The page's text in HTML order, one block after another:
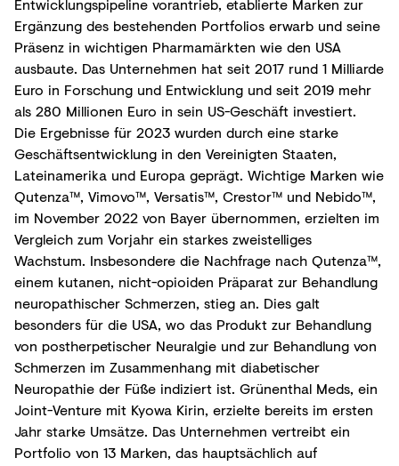
Ergänzung des bestehenden Portfolios erwarb und seine
Präsenz in wichtigen Pharmamärkten wie den USA
ausbaute. Das Unternehmen hat seit 2017 rund 1 Milliarde
Euro in Forschung und Entwicklung und seit 2019 mehr
als 280 Millionen Euro in sein US-Geschäft investiert.
Die Ergebnisse für 2023 wurden durch eine starke
Geschäftsentwicklung in den Vereinigten Staaten,
Lateinamerika und Europa geprägt. Wichtige Marken wie
Qutenza™, Vimovo™, Versatis™, Crestor™ und Nebido™,
im November 2022 von Bayer übernommen, erzielten im
Vergleich zum Vorjahr ein starkes zweistelliges
Wachstum. Insbesondere die Nachfrage nach Qutenza™,
einem kutanen, nicht-opioiden Präparat zur Behandlung
neuropathischer Schmerzen, stieg an. Dies galt
besonders für die USA, wo das Produkt zur Behandlung
von postherpetischer Neuralgie und zur Behandlung von
Schmerzen im Zusammenhang mit diabetischer
Neuropathie der Füße indiziert ist. Grünenthal Meds, ein
Joint-Venture mit Kyowa Kirin, erzielte bereits im ersten
Jahr starke Umsätze. Das Unternehmen vertreibt ein
Portfolio von 13 Marken, das hauptsächlich auf